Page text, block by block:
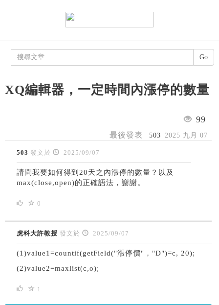
XQ編輯器，一定時間內漲停的數量
99
最後發表 503 2025 九月 07
503 發文於 2025/09/07
請問我要如何得到20天之內漲停的數量？以及
max(close,open)的正確語法，謝謝。
0
虎科大許教授 發文於 2025/09/07
(1)value1=countif(getField("漲停價"，"D")=c, 20);
(2)value2=maxlist(c,o);
1
Go